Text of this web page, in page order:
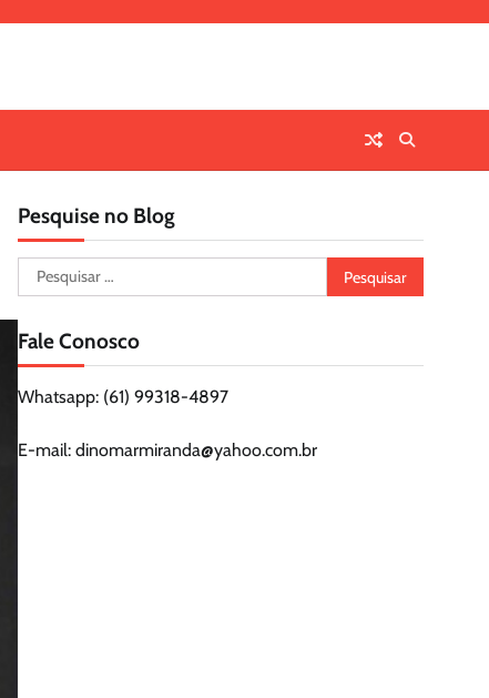
Pesquise no Blog
Pesquisar
por:
Fale Conosco
Whatsapp: (61) 99318-4897
E-mail: dinomarmiranda@yahoo.com.br